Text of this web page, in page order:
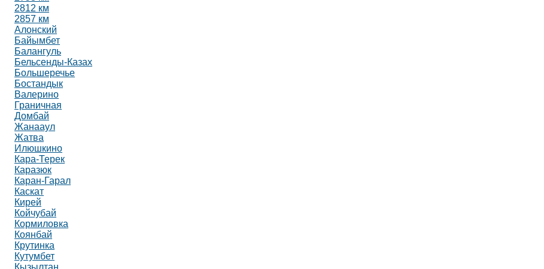
2812 км
2857 км
Алонский
Байымбет
Балангуль
Бельсенды-Казах
Большеречье
Бостандык
Валерино
Граничная
Домбай
Жанааул
Жатва
Илюшкино
Кара-Терек
Каразюк
Каран-Гарал
Каскат
Кирей
Койчубай
Кормиловка
Коянбай
Крутинка
Кутумбет